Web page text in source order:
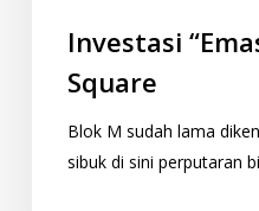
Investasi
Square
Blok M sudah lama
sibuk di sini perputaran